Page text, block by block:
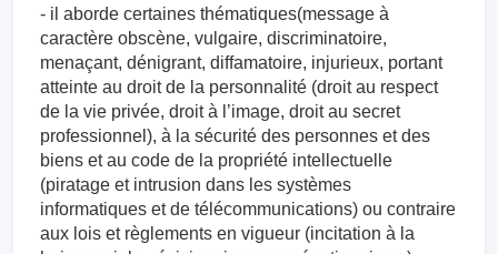
- il aborde certaines thématiques(message à
caractère obscène, vulgaire, discriminatoire,
menaçant, dénigrant, diffamatoire, injurieux, portant
atteinte au droit de la personnalité (droit au respect
de la vie privée, droit à l’image, droit au secret
professionnel), à la sécurité des personnes et des
biens et au code de la propriété intellectuelle
(piratage et intrusion dans les systèmes
informatiques et de télécommunications) ou contraire
aux lois et règlements en vigueur (incitation à la